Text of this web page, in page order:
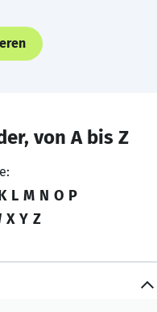
von A bis Z
L M N O P
X Y Z